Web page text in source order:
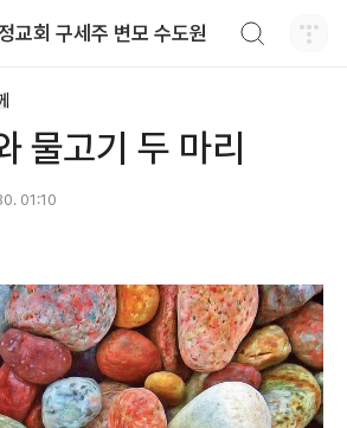
교회 구세주 변모 수도원
물고기 두 마리
01:10